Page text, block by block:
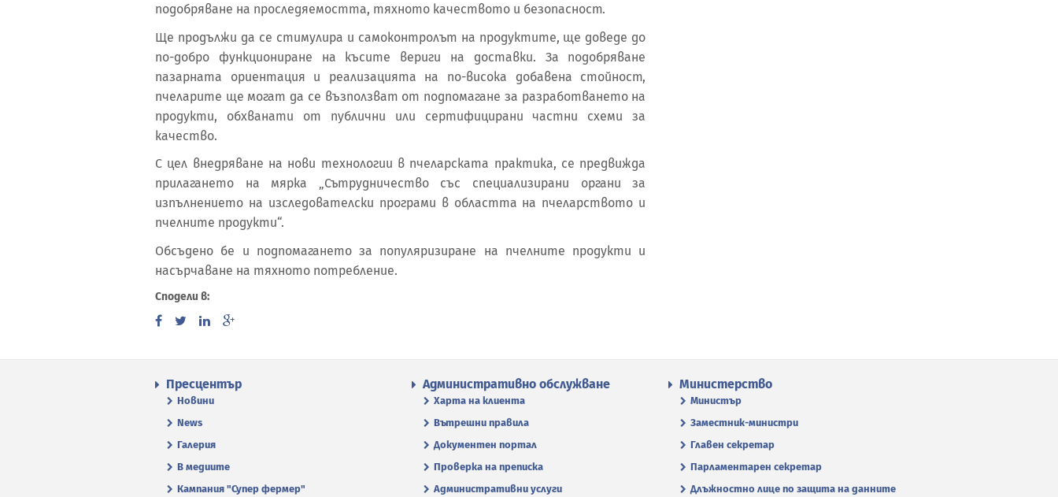
подобряване на проследяемостта, тяхното качеството и безопасност.
Ще продължи да се стимулира и самоконтролът на продуктите, ще доведе до
по-добро функциониране на късите вериги на доставки. За подобряване
пазарната ориентация и реализацията на по-висока добавена стойност,
пчеларите ще могат да се възползват от подпомагане за разработването на
продукти, обхванати от публични или сертифицирани частни схеми за
качество.
С цел внедряване на нови технологии в пчеларската практика, се предвижда
прилагането на мярка „Сътрудничество със специализирани органи за
изпълнението на изследователски програми в областта на пчеларството и
пчелните продукти“.
Обсъдено бе и подпомагането за популяризиране на пчелните продукти и
насърчаване на тяхното потребление.
Сподели в:
Пресцентър
Новини
News
Галерия
В медиите
Кампания "Супер фермер"
Административно обслужване
Харта на клиента
Вътрешни правила
Документен портал
Проверка на преписка
Административни услуги
Министерство
Министър
Заместник-министри
Главен секретар
Парламентарен секретар
Длъжностно лице по защита на данните